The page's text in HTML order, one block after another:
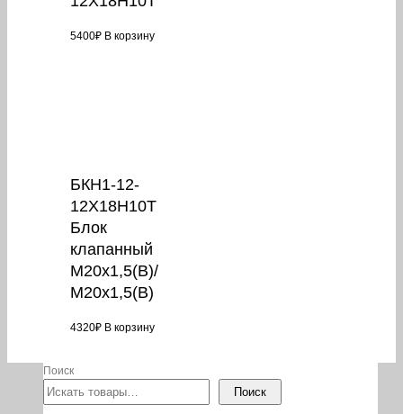
5400₽ В корзину
БКН1-12-
12Х18Н10Т
Блок
клапанный
М20х1,5(В)/
М20х1,5(В)
4320₽ В корзину
Поиск
Поиск